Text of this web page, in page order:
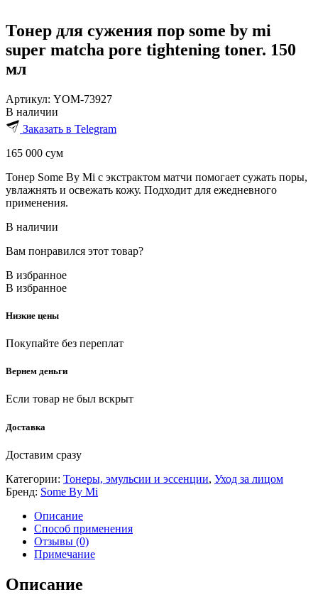
Тонер для сужения пор some by mi
super matcha pore tightening toner. 150
мл
Артикул: YOM-73927
В наличии
Заказать в Telegram
165 000 сум
Тонер Some By Mi с экстрактом матчи помогает сужать поры,
увлажнять и освежать кожу. Подходит для ежедневного
применения.
В наличии
Вам понравился этот товар?
В избранное
В избранное
Низкие цены
Покупайте без переплат
Вернем деньги
Если товар не был вскрыт
Доставка
Доставим сразу
Категории: Тонеры, эмульсии и эссенции, Уход за лицом
Бренд: Some By Mi
Описание
Способ применения
Отзывы (0)
Примечание
Описание